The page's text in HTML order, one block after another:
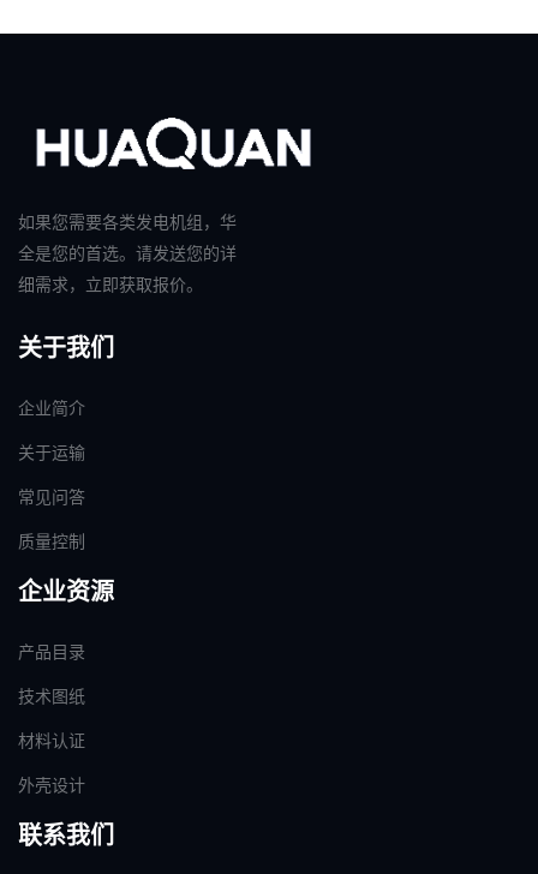
如果您需要各类发电机组，华
全是您的首选。请发送您的详
细需求，立即获取报价。
关于我们
企业简介
关于运输
常见问答
质量控制
企业资源
产品目录
技术图纸
材料认证
外壳设计
联系我们